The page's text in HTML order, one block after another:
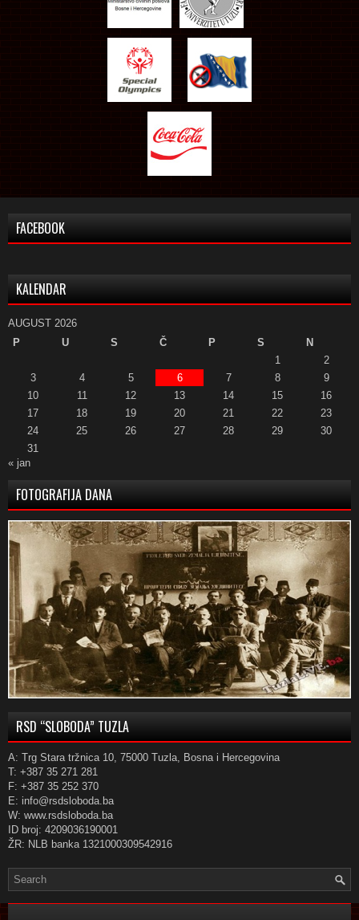
FACEBOOK
KALENDAR
AUGUST 2026
P
U S Č P S
N
1
2
3
4 5 6 7 8
9
10
11 12 13 14 15
16
17
18 19 20 21 22
23
24
25 26 27 28 29
30
31
« jan
FOTOGRAFIJA DANA
RSD “SLOBODA” TUZLA
A: Trg Stara tržnica 10, 75000 Tuzla, Bosna i Hercegovina
T: +387 35 271 281
F: +387 35 252 370
E: info@rsdsloboda.ba
W: www.rsdsloboda.ba
ID broj: 4209036190001
ŽR: NLB banka 1321000309542916